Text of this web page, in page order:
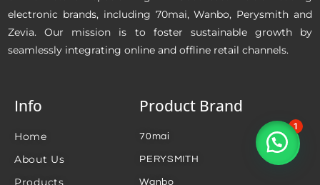
electronic brands, including 70mai, Wanbo, Perysmith and
Zevia. Our mission is to foster sustainable growth by
seamlessly integrating online and offline retail channels.
Info
Home
About Us
Products
Product Brand
70mai
PERYSMITH
Wanbo
1